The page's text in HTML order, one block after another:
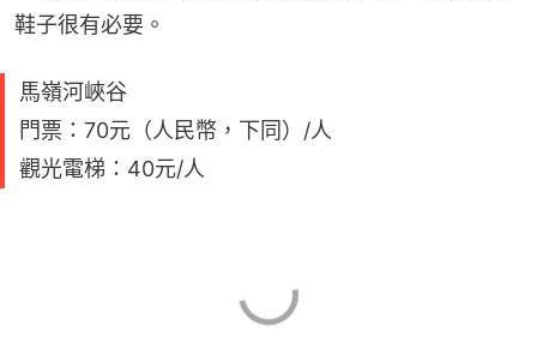
鞋子很有必要。
馬嶺河峽谷
門票：70元（人民幣，下同）/人
觀光電梯：40元/人